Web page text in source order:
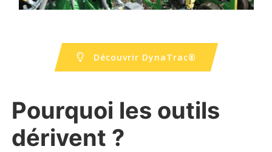
Découvrir DynaTrac®
Pourquoi les outils
dérivent ?